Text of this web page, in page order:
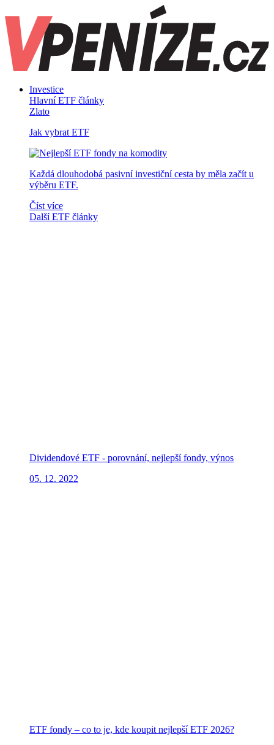
Investice
Hlavní ETF články
Zlato
Jak vybrat ETF
Každá dlouhodobá pasivní investiční cesta by měla začít u
výběru ETF.
Číst více
Další ETF články
Dividendové ETF - porovnání, nejlepší fondy, výnos
05. 12. 2022
ETF fondy – co to je, kde koupit nejlepší ETF 2026?